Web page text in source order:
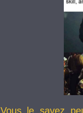
Vous le savez